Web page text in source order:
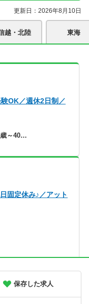
更新日：2026年8月10日
越・北陸 東海
OK／週休2日制／
～40歳
固定休み♪／アット
メディカルビレッジ
保存した求人